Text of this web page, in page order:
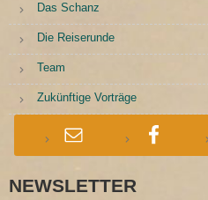
Das Schanz
Die Reiserunde
Team
Zukünftige Vorträge
NEWSLETTER